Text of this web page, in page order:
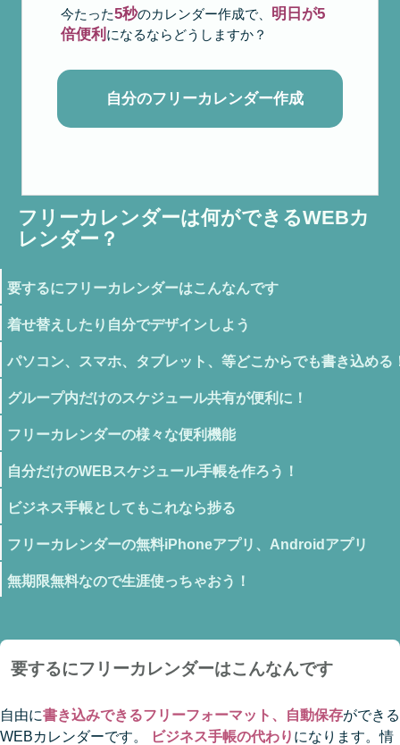
今たった5秒のカレンダー作成で、 明日が5
倍便利 になるならどうしますか？
自分のフリーカレンダー作成
フリーカレンダーは何ができるWEBカ
レンダー？
要するにフリーカレンダーはこんなんです
着せ替えしたり自分でデザインしよう
パソコン、スマホ、タブレット、等どこからでも書き込める
グループ内だけのスケジュール共有が便利に！
フリーカレンダーの様々な便利機能
自分だけのWEBスケジュール手帳を作ろう！
ビジネス手帳としてもこれなら捗る
フリーカレンダーの無料iPhoneアプリ、Androidアプリ
無期限無料なので生涯使っちゃおう！
要するにフリーカレンダーはこんなんです
自由に書き込みできるフリーフォーマット、自動保存ができる
WEBカレンダーです。
ビジネス手帳の代わり になります。情